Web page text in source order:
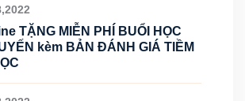
TẶNG MIỄN PHÍ BUỔI HỌC
kèm BẢN ĐÁNH GIÁ TIỀM